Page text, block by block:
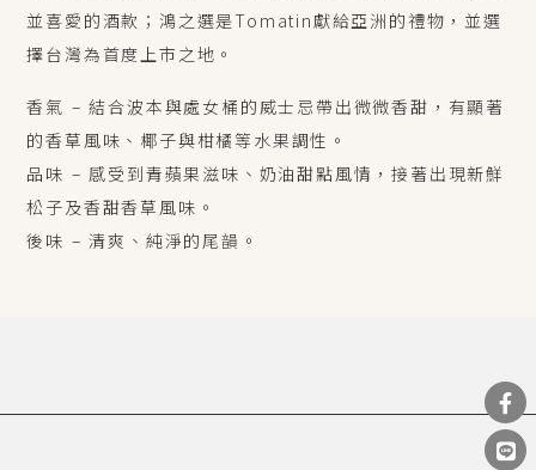
並喜愛的酒款；鴻之選是Tomatin獻給亞洲的禮物，並選
擇台灣為首度上市之地。
香氣 – 結合波本與處女桶的威士忌帶出微微香甜，有顯著
的香草風味、椰子與柑橘等水果調性。
品味 – 感受到青蘋果滋味、奶油甜點風情，接著出現新鮮
松子及香甜香草風味。
後味 – 清爽、純淨的尾韻。